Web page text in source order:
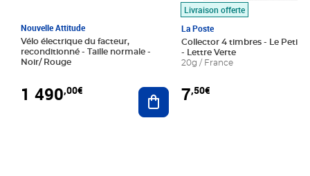
Nouvelle Attitude
Vélo électrique du facteur,
reconditionné - Taille normale -
Noir/ Rouge
1 490,00€ Ajouter au panier
Livraison offerte
La Poste
Collector 4 timbres - Le Petit
- Lettre Verte
20g / France
7,50€